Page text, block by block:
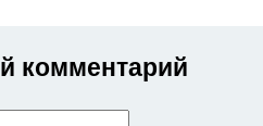
комментарий